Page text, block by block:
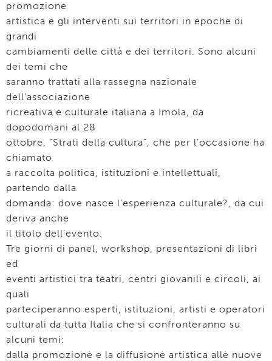
promozione
artistica e gli interventi sui territori in epoche di
grandi
cambiamenti delle città e dei territori. Sono alcuni
dei temi che
saranno trattati alla rassegna nazionale
dell’associazione
ricreativa e culturale italiana a Imola, da
dopodomani al 28
ottobre, “Strati della cultura”, che per l’occasione ha
chiamato
a raccolta politica, istituzioni e intellettuali,
partendo dalla
domanda: dove nasce l’esperienza culturale?, da cui
deriva anche
il titolo dell’evento.
Tre giorni di panel, workshop, presentazioni di libri
ed
eventi artistici tra teatri, centri giovanili e circoli, ai
quali
parteciperanno esperti, istituzioni, artisti e operatori
culturali da tutta Italia che si confronteranno su
alcuni temi:
dalla promozione e la diffusione artistica alle nuove